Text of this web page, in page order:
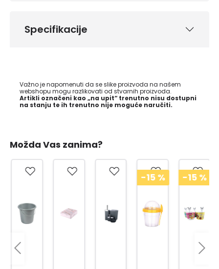
Specifikacije
Važno je napomenuti da se slike proizvoda na našem
webshopu mogu razlikovati od stvarnih proizvoda.
Artikli označeni kao „na upit“ trenutno nisu dostupni
na stanju te ih trenutno nije moguće naručiti.
Možda Vas zanima?
-15 % -15 %